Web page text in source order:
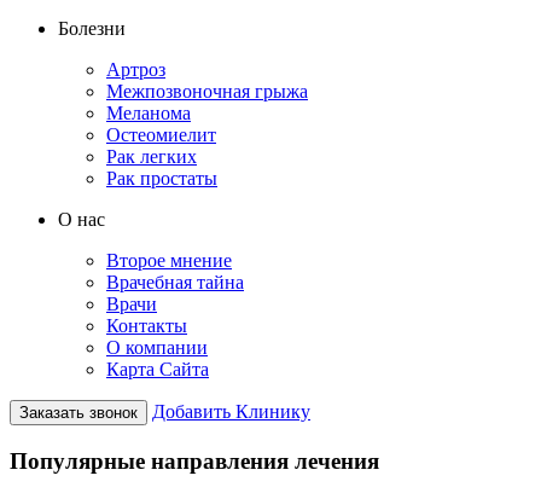
Болезни
Артроз
Межпозвоночная грыжа
Меланома
Остеомиелит
Рак легких
Рак простаты
О нас
Второе мнение
Врачебная тайна
Врачи
Контакты
О компании
Карта Сайта
Заказать звонок Добавить Клинику
Популярные направления лечения